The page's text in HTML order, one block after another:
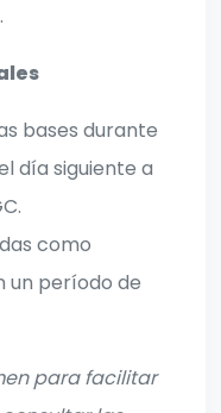
bases durante
día siguiente a
como
un período de
para facilitar